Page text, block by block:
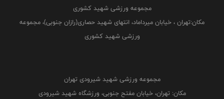
مجموعه ورزشی شهید کشوری
مکان:تهران ، خیابان میرداماد، انتهای شهید حصاری(رازان جنوبی)، مجموعه
ورزشی شهید کشوری
مجموعه ورزشی شهید شیرودی تهران
مکان: تهران، خیابان مفتح جنوبی، ورزشگاه شهید شیرودی